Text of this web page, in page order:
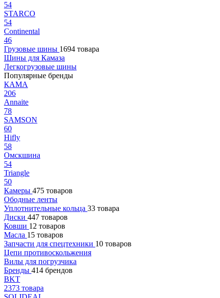
54
STARCO
54
Continental
46
Грузовые шины 1694 товара
Шины для Камаза
Легкогрузовые шины
Популярные бренды
КАМА
206
Annaite
78
SAMSON
60
Hifly
58
Омскшина
54
Triangle
50
Камеры 475 товаров
Ободные ленты
Уплотнительные кольца 33 товара
Диски 447 товаров
Ковши 12 товаров
Масла 15 товаров
Запчасти для спецтехники 10 товаров
Цепи противоскольжения
Вилы для погрузчика
Бренды 414 брендов
BKT
2373 товара